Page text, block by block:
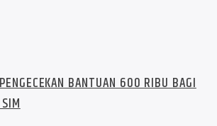
BANTUAN 600 RIBU BAGI